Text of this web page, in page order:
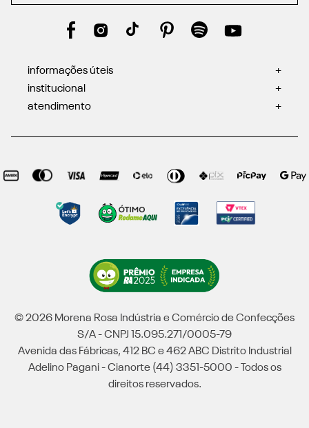
informações úteis
+
institucional
+
atendimento
+
© 2026 Morena Rosa Indústria e Comércio de Confecções
S/A - CNPJ 15.095.271/0005-79
Avenida das Fábricas, 412 BC e 462 ABC Distrito Industrial
Adelino Pagani - Cianorte (44) 3351-5000 - Todos os
direitos reservados.